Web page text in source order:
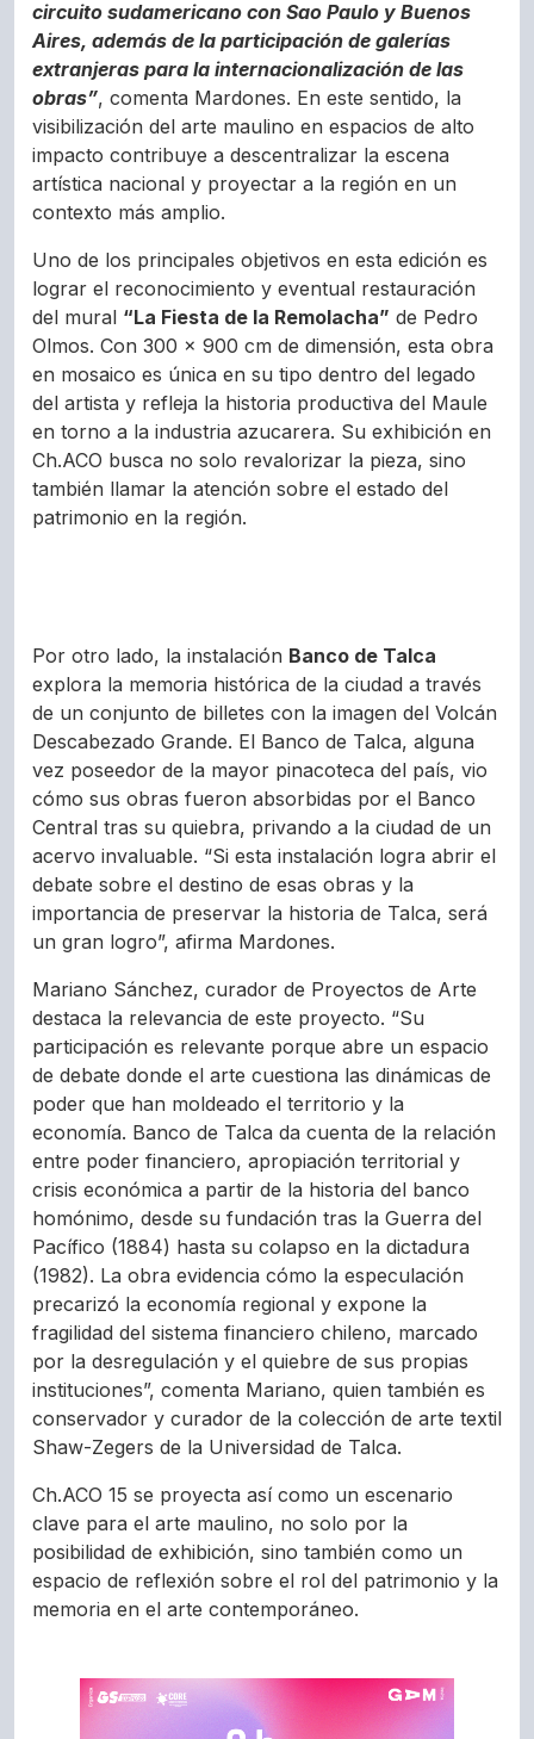
circuito sudamericano con Sao Paulo y Buenos
Aires, además de la participación de galerías
extranjeras para la internacionalización de las
obras”, comenta Mardones. En este sentido, la
visibilización del arte maulino en espacios de alto
impacto contribuye a descentralizar la escena
artística nacional y proyectar a la región en un
contexto más amplio.
Uno de los principales objetivos en esta edición es
lograr el reconocimiento y eventual restauración
del mural “La Fiesta de la Remolacha” de Pedro
Olmos. Con 300 x 900 cm de dimensión, esta obra
en mosaico es única en su tipo dentro del legado
del artista y refleja la historia productiva del Maule
en torno a la industria azucarera. Su exhibición en
Ch.ACO busca no solo revalorizar la pieza, sino
también llamar la atención sobre el estado del
patrimonio en la región.
Por otro lado, la instalación Banco de Talca
explora la memoria histórica de la ciudad a través
de un conjunto de billetes con la imagen del Volcán
Descabezado Grande. El Banco de Talca, alguna
vez poseedor de la mayor pinacoteca del país, vio
cómo sus obras fueron absorbidas por el Banco
Central tras su quiebra, privando a la ciudad de un
acervo invaluable. “Si esta instalación logra abrir el
debate sobre el destino de esas obras y la
importancia de preservar la historia de Talca, será
un gran logro”, afirma Mardones.
Mariano Sánchez, curador de Proyectos de Arte
destaca la relevancia de este proyecto. “Su
participación es relevante porque abre un espacio
de debate donde el arte cuestiona las dinámicas de
poder que han moldeado el territorio y la
economía. Banco de Talca da cuenta de la relación
entre poder financiero, apropiación territorial y
crisis económica a partir de la historia del banco
homónimo, desde su fundación tras la Guerra del
Pacífico (1884) hasta su colapso en la dictadura
(1982). La obra evidencia cómo la especulación
precarizó la economía regional y expone la
fragilidad del sistema financiero chileno, marcado
por la desregulación y el quiebre de sus propias
instituciones”, comenta Mariano, quien también es
conservador y curador de la colección de arte textil
Shaw-Zegers de la Universidad de Talca.
Ch.ACO 15 se proyecta así como un escenario
clave para el arte maulino, no solo por la
posibilidad de exhibición, sino también como un
espacio de reflexión sobre el rol del patrimonio y la
memoria en el arte contemporáneo.